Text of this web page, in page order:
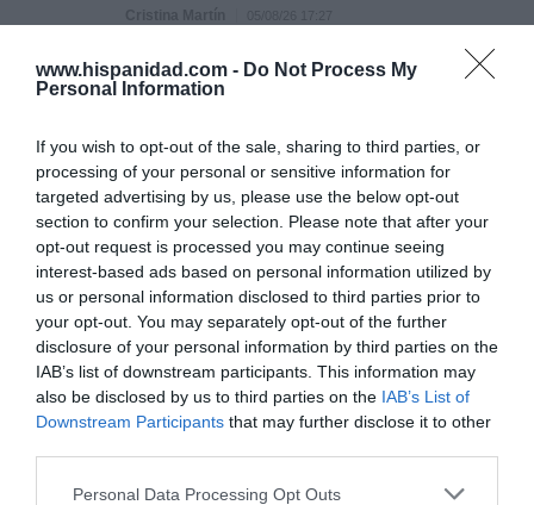
www.hispanidad.com - Do Not Process My
Personal Information
If you wish to opt-out of the sale, sharing to third parties, or
processing of your personal or sensitive information for
targeted advertising by us, please use the below opt-out
section to confirm your selection. Please note that after your
opt-out request is processed you may continue seeing
interest-based ads based on personal information utilized by
us or personal information disclosed to third parties prior to
your opt-out. You may separately opt-out of the further
disclosure of your personal information by third parties on the
IAB’s list of downstream participants. This information may
also be disclosed by us to third parties on the IAB’s List of
Downstream Participants that may further disclose it to other
Personal Data Processing Opt Outs
SOCIEDAD
Invasión de Ceuta. Vecinos denuncian la
irregular menor de edad: “Hay testigos”
Redacción 05/08/26 12:03
INTERNACIONAL
Vuelta a la cordura. Reino Unido obligará a
que los aseos o vestuarios sean utilizados en
función del sexo de nacimiento
Rocío Orizaola 05/08/26 13:32
Marcelo Gullo: “El trabajo de desmitificar la
historia, de poner la verdadera, de
desmontar la falsificación, es un trabajo
cristiano"